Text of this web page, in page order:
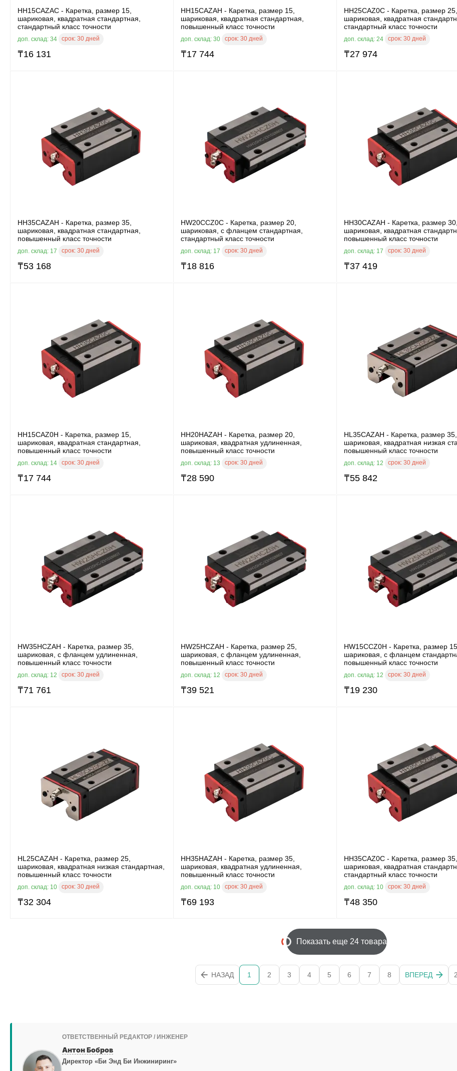
HH15CAZAC - Каретка, размер 15,
шариковая, квадратная стандартная,
стандартный класс точности
доп. склад: 34 срок: 30 дней
₸16 131
HH15CAZAH - Каретка, размер 15,
шариковая, квадратная стандартная,
повышенный класс точности
доп. склад: 30 срок: 30 дней
₸17 744
HH25CAZ0C - Каретка, размер 25,
шариковая, квадратная
стандартный класс точности
доп. склад: 24 срок: 30 дней
₸27 974
HH35CAZAH - Каретка, размер 35,
шариковая, квадратная стандартная,
повышенный класс точности
доп. склад: 17 срок: 30 дней
₸53 168
HW20CCZ0C - Каретка, размер 20,
шариковая, с фланцем стандартная,
стандартный класс точности
доп. склад: 17 срок: 30 дней
₸18 816
HH30CAZAH - Каретка, размер 30,
шариковая, квадратная
повышенный класс точности
доп. склад: 17 срок: 30 дней
₸37 419
HH15CAZ0H - Каретка, размер 15,
шариковая, квадратная стандартная,
повышенный класс точности
доп. склад: 14 срок: 30 дней
₸17 744
HH20HAZAH - Каретка, размер 20,
шариковая, квадратная удлиненная,
повышенный класс точности
доп. склад: 13 срок: 30 дней
₸28 590
HL35CAZAH - Каретка, размер 35,
шариковая, квадратная низкая
повышенный класс точности
доп. склад: 12 срок: 30 дней
₸55 842
HW35HCZAH - Каретка, размер 35,
шариковая, с фланцем удлиненная,
повышенный класс точности
доп. склад: 12 срок: 30 дней
₸71 761
HW25HCZAH - Каретка, размер 25,
шариковая, с фланцем удлиненная,
повышенный класс точности
доп. склад: 12 срок: 30 дней
₸39 521
HW15CCZ0H - Каретка, размер
шариковая, с фланцем
повышенный класс точности
доп. склад: 12 срок: 30 дней
₸19 230
HL25CAZAH - Каретка, размер 25,
шариковая, квадратная низкая стандартная,
повышенный класс точности
доп. склад: 10 срок: 30 дней
₸32 304
HH35HAZAH - Каретка, размер 35,
шариковая, квадратная удлиненная,
повышенный класс точности
доп. склад: 10 срок: 30 дней
₸69 193
HH35CAZ0C - Каретка, размер 35,
шариковая, квадратная
стандартный класс точности
доп. склад: 10 срок: 30 дней
₸48 350
Показать еще 24 товара
НАЗАД 1 2 3 4 5 6 7 8 ВПЕРЕД
ОТВЕТСТВЕННЫЙ РЕДАКТОР / ИНЖЕНЕР
Антон Бобров
Директор «Би Энд Би Инжиниринг»